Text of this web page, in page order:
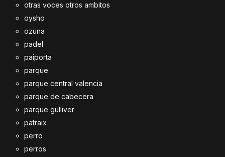
otras voces otros ambitos
oysho
ozuna
padel
paiporta
parque
parque central valencia
parque de cabecera
parque gulliver
patraix
perro
perros